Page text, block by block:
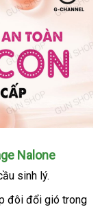
Nalone
sinh lý.
đôi đổi gió trong